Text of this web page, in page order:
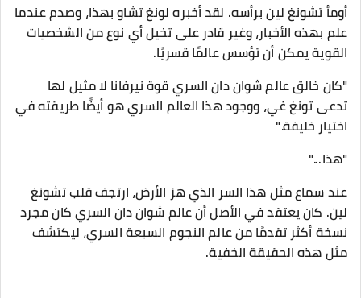
أومأ تشونغ لين برأسه. لقد أخبره لونغ تشاو بهذا، وصدم عندما
علم بهذه الأخبار، وغير قادر على تخيل أي نوع من الشخصيات
القوية يمكن أن تؤسس عالمًا قسريًا.
"كان خالق عالم شوان دان السري قوة نيرفانا لا مثيل لها
تدعى تونغ غي، ووجود هذا العالم السري هو أيضًا طريقته في
اختيار خليفة."
"هذا..."
عند سماع مثل هذا السر الذي هز الأرض، ارتجف قلب تشونغ
لين. كان يعتقد في الأصل أن عالم شوان دان السري كان مجرد
نسخة أكثر تقدمًا من عالم النجوم السبعة السري، ليكتشف
مثل هذه الحقيقة الخفية.